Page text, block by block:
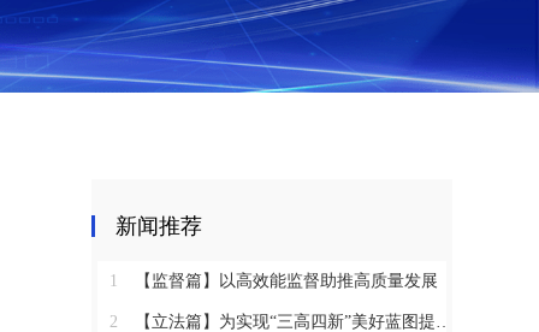
新闻推荐
1 【监督篇】以高效能监督助推高质量发展
2 【立法篇】为实现“三高四新”美好蓝图提供坚实法治保障